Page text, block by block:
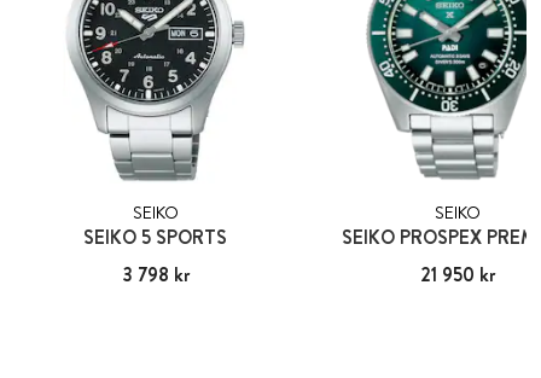
SEIKO
SEIKO 5 SPORTS
Pris :3 798 kr
3 798 kr
SEIKO
SEIKO PROSPEX
Pris: 21 950 kr
21 950 kr